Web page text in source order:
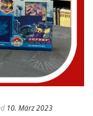
10. März 2023